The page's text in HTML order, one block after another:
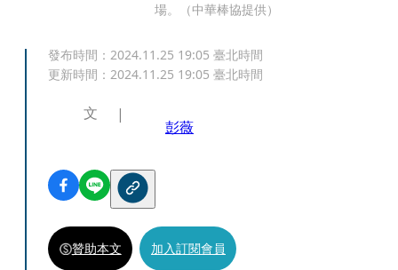
場。（中華棒協提供）
發布時間： 2024.11.25 19:05 臺北時間
更新時間： 2024.11.25 19:05 臺北時間
文
彭薇
贊助本文 加入訂閱會員